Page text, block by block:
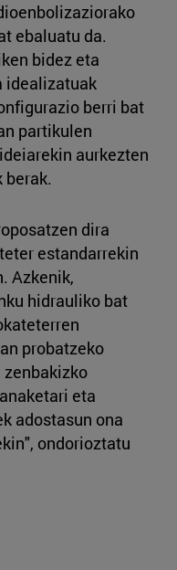
ebaluatu da.
bidez eta
idealizatuak
berri bat
partikulen
aurkezten
berak.
dira
estandarrekin
Azkenik,
hidrauliko bat
probatzeko
eta
adostasun ona
ondorioztatu